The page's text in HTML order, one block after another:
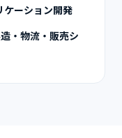
ケーション開発
・物流・販売シ